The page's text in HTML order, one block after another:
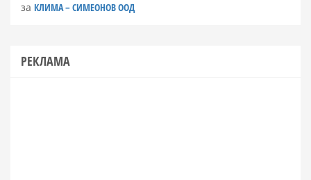
за КЛИМА – СИМЕОНОВ ООД
РЕКЛАМА